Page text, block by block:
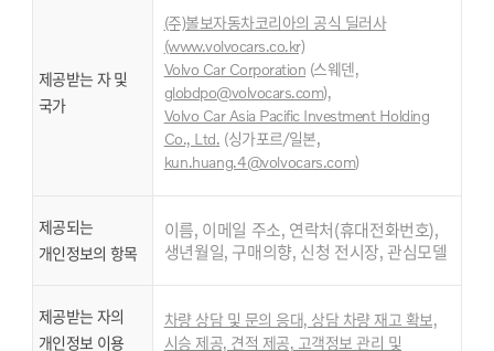
제공받는 자 및
국가
(주)볼보자동차코리아의 공식 딜러사
(www.volvocars.co.kr)
Volvo Car Corporation (스웨덴,
globdpo@volvocars.com),
Volvo Car Asia Pacific Investment Holding
Co., Ltd. (싱가포르/일본,
kun.huang.4@volvocars.com)
제공되는
개인정보의 항목
이름, 이메일 주소, 연락처(휴대전화번호),
생년월일, 구매의향, 신청 전시장, 관심모델
제공받는 자의
개인정보 이용
차량 상담 및 문의 응대, 상담 차량 재고 확보,
시승 제공, 견적 제공, 고객정보 관리 및